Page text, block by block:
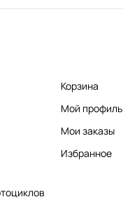
Корзина
Мой профиль
Мои заказы
Избранное